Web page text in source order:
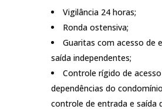
Vigilância 24 horas;
Ronda ostensiva;
Guaritas com acesso de
saída independentes;
Controle rígido de
dependências do
controle de entrada e saída